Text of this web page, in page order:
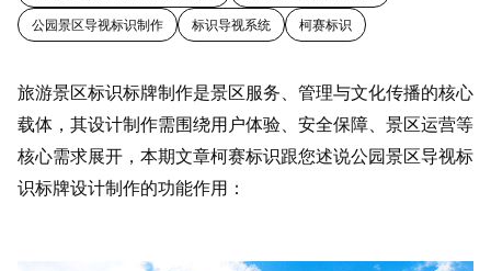
公园景区导视标识制作 标识导视系统 柯赛标识
旅游景区标识标牌制作是景区服务、管理与文化传播的核心
载体，其设计制作需围绕用户体验、安全保障、景区运营等
核心需求展开，本期文章柯赛标识跟您述说公园景区导视标
识标牌设计制作的功能作用：